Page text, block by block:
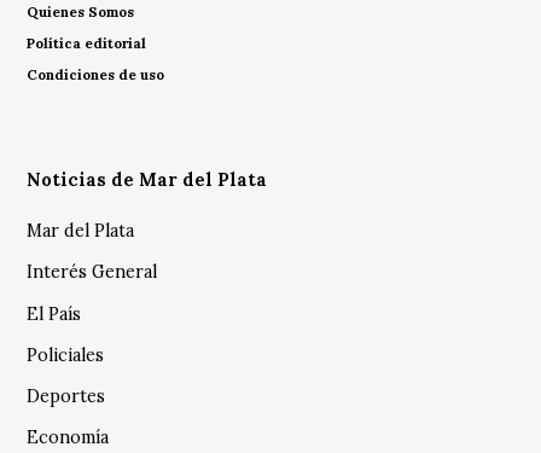
Quienes Somos
Política editorial
Condiciones de uso
Noticias de Mar del Plata
Mar del Plata
Interés General
El País
Policiales
Deportes
Economía